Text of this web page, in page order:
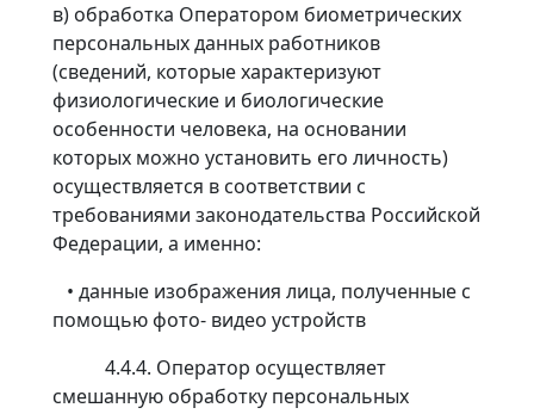
в) обработка Оператором биометрических
персональных данных работников
(сведений, которые характеризуют
физиологические и биологические
особенности человека, на основании
которых можно установить его личность)
осуществляется в соответствии с
требованиями законодательства Российской
Федерации, а именно:
• данные изображения лица, полученные с
помощью фото- видео устройств
4.4.4. Оператор осуществляет
смешанную обработку персональных